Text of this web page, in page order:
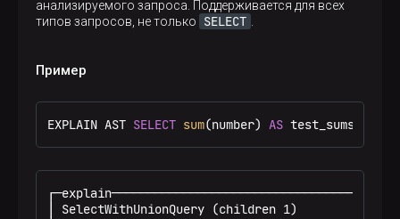
анализируемого запроса. Поддерживается для всех
типов запросов, не только
SELECT
Пример
EXPLAIN AST SELECT sum(number) AS test_sums
│ SelectWithUnionQuery (children 1)